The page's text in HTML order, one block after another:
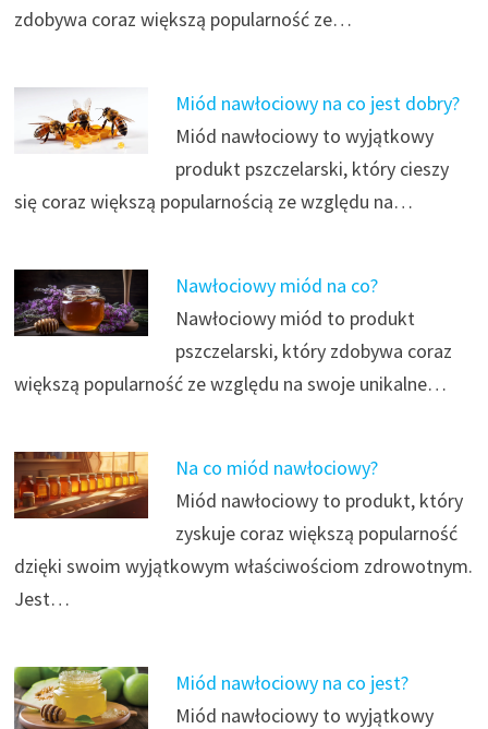
zdobywa coraz większą popularność ze…
Miód nawłociowy na co jest dobry?
Miód nawłociowy to wyjątkowy
produkt pszczelarski, który cieszy
się coraz większą popularnością ze względu na…
Nawłociowy miód na co?
Nawłociowy miód to produkt
pszczelarski, który zdobywa coraz
większą popularność ze względu na swoje unikalne…
Na co miód nawłociowy?
Miód nawłociowy to produkt, który
zyskuje coraz większą popularność
dzięki swoim wyjątkowym właściwościom zdrowotnym.
Jest…
Miód nawłociowy na co jest?
Miód nawłociowy to wyjątkowy